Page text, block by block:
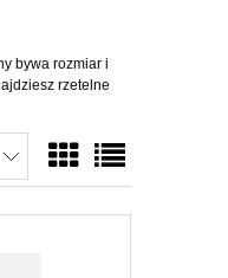
bywa rozmiar i
rzetelne